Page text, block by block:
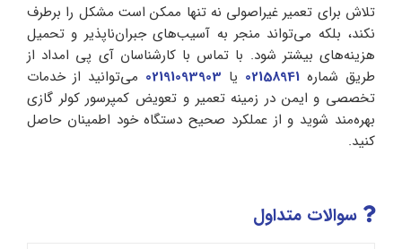
تلاش برای تعمیر غیراصولی نه تنها ممکن است مشکل را برطرف
نکند، بلکه می‌تواند منجر به آسیب‌های جبران‌ناپذیر و تحمیل
هزینه‌های بیشتر شود. با تماس با کارشناسان آی پی امداد از
طریق شماره 02158941 یا 02191093903 می‌توانید از خدمات
تخصصی و ایمن در زمینه تعمیر و تعویض کمپرسور کولر گازی
بهره‌مند شوید و از عملکرد صحیح دستگاه خود اطمینان حاصل
کنید.
سوالات متداول